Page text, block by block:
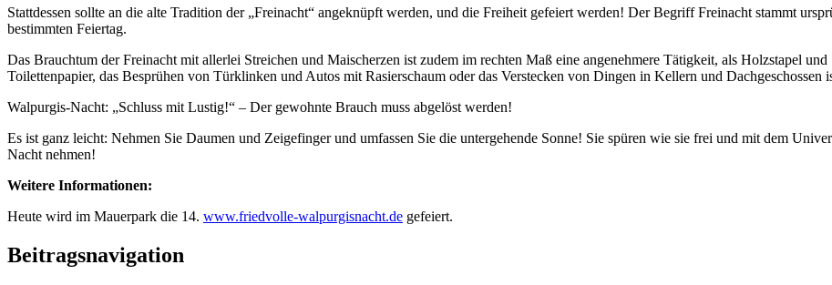
Stattdessen sollte an die alte Tradition der „Freinacht“ angeknüpft werden, und die Freiheit gefeiert werden! Der Begriff Freinacht stammt
bestimmten Feiertag.
Das Brauchtum der Freinacht mit allerlei Streichen und Maischerzen ist zudem im rechten Maß eine angenehmere Tätigkeit, als Holzstapel
Toilettenpapier, das Besprühen von Türklinken und Autos mit Rasierschaum oder das Verstecken von Dingen in Kellern und
Walpurgis-Nacht: „Schluss mit Lustig!“ – Der gewohnte Brauch muss abgelöst werden!
Es ist ganz leicht: Nehmen Sie Daumen und Zeigefinger und umfassen Sie die untergehende Sonne! Sie spüren wie sie frei und mit dem
Nacht nehmen!
Weitere Informationen:
Heute wird im Mauerpark die 14. www.friedvolle-walpurgisnacht.de gefeiert.
Beitragsnavigation